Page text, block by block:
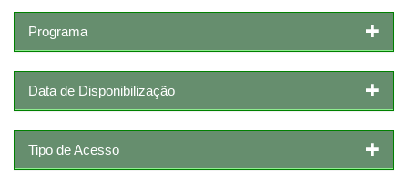
Programa
Data de Disponibilização
Tipo de Acesso